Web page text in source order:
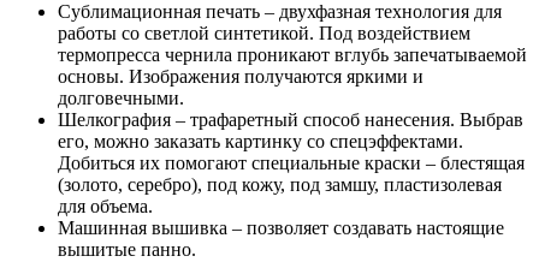
Сублимационная печать – двухфазная технология для
работы со светлой синтетикой. Под воздействием
термопресса чернила проникают вглубь запечатываемой
основы. Изображения получаются яркими и
долговечными.
Шелкография – трафаретный способ нанесения. Выбрав
его, можно заказать картинку со спецэффектами.
Добиться их помогают специальные краски – блестящая
(золото, серебро), под кожу, под замшу, пластизолевая
для объема.
Машинная вышивка – позволяет создавать настоящие
вышитые панно.